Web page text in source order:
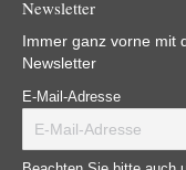
Newsletter
Immer ganz vorne mit
Newsletter
E-Mail-Adresse